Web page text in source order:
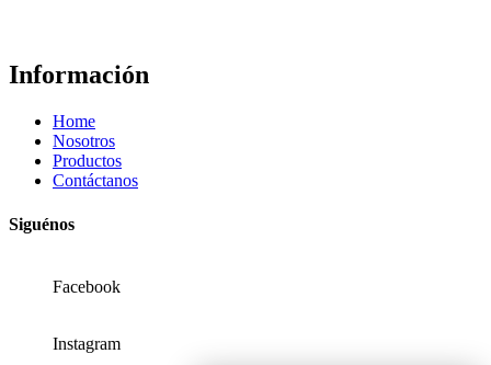
Información
Home
Nosotros
Productos
Contáctanos
Siguénos
Facebook
Instagram